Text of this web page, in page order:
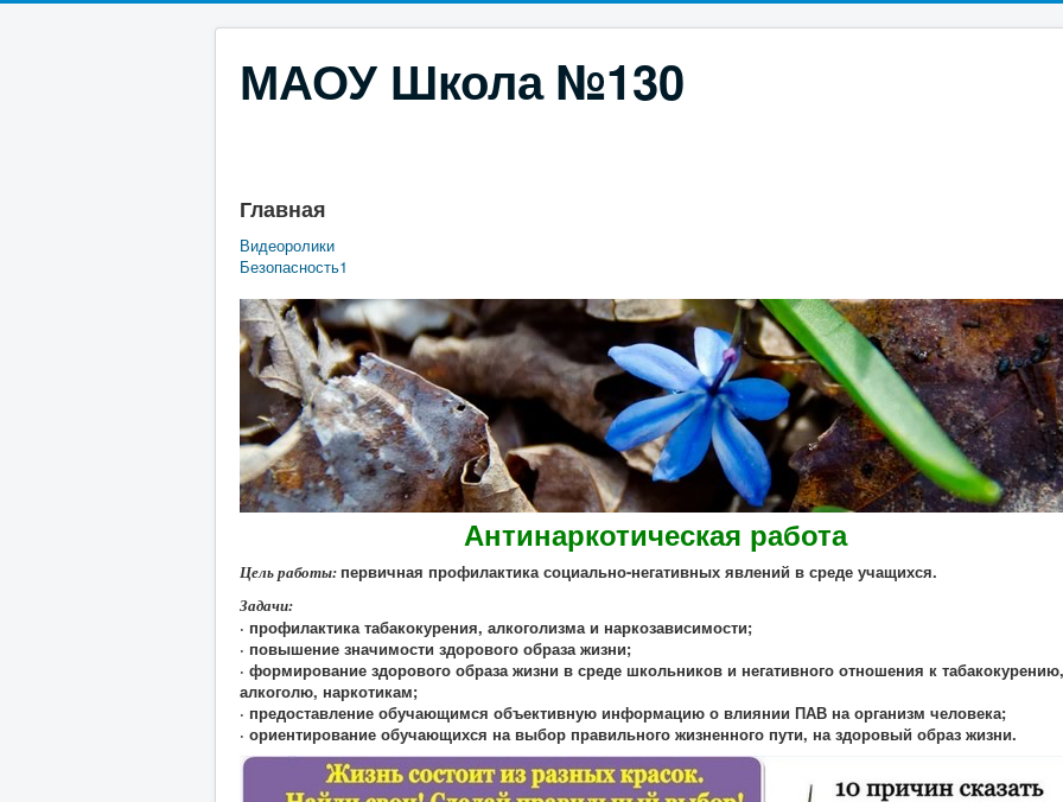
МАОУ Школа №130
Главная
Видеоролики
Безопасность1
Антинаркотическая работа
Цель работы: первичная профилактика социально-негативных явлений в среде учащихся.
Задачи:
· профилактика табакокурения, алкоголизма и наркозависимости;
· повышение значимости здорового образа жизни;
· формирование здорового образа жизни в среде школьников и негативного отношения к табакокурению,
алкоголю, наркотикам;
· предоставление обучающимся объективную информацию о влиянии ПАВ на организм человека;
· ориентирование обучающихся на выбор правильного жизненного пути, на здоровый образ жизни.